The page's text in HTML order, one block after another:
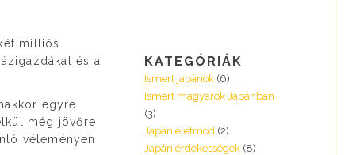
milliós
és a
egyre
még jövőre
véleményen
KATEGÓRIÁK
Ismert japánok (6)
Ismert magyarok Japánban
(3)
Japán életmód (2)
Japán érdekességek (8)